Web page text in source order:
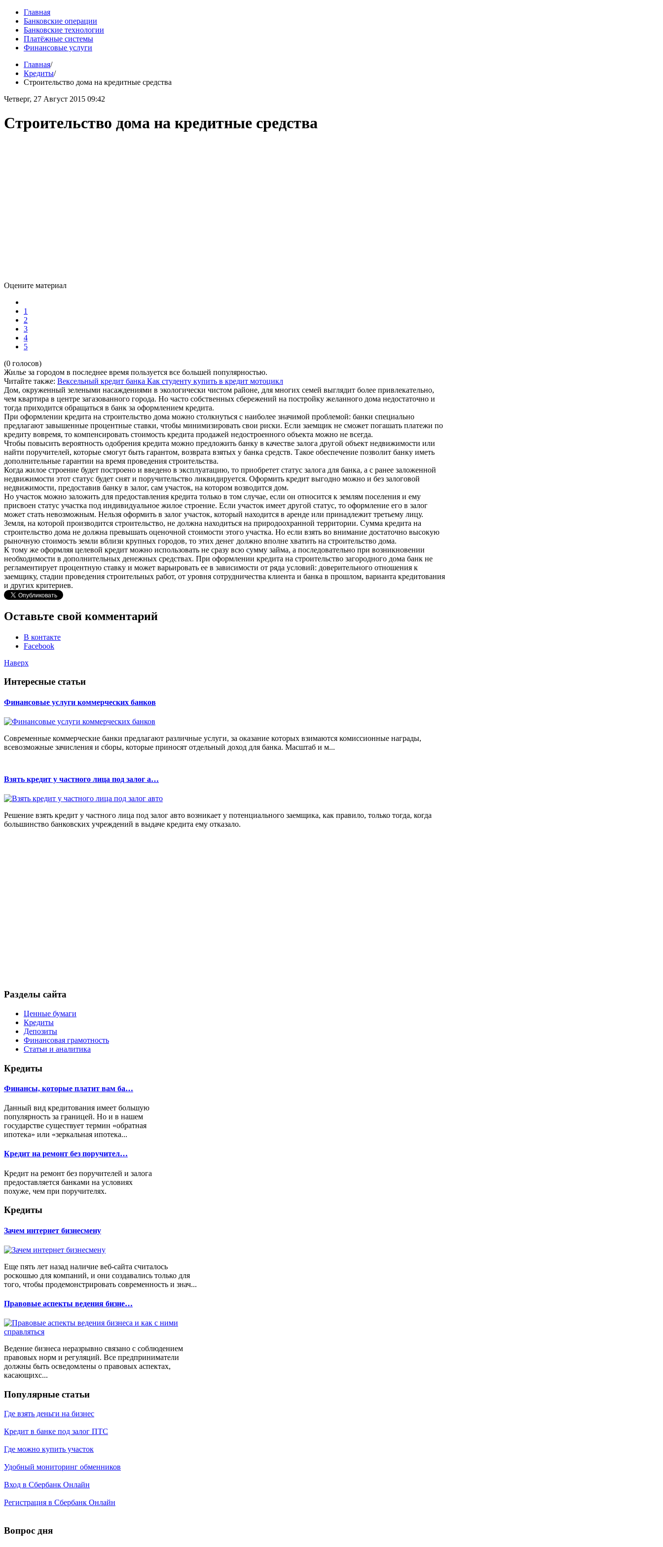
Главная
Банковские операции
Банковские технологии
Платёжные системы
Финансовые услуги
Главная/
Кредиты/
Строительство дома на кредитные средства
Четверг, 27 Август 2015 09:42
Строительство дома на кредитные средства
Оцените материал
1
2
3
4
5
(0 голосов)
Жилье за городом в последнее время пользуется все большей популярностью.
Читайте также: Вексельный кредит банка Как студенту купить в кредит мотоцикл
Дом, окруженный зелеными насаждениями в экологически чистом районе, для многих семей выглядит более привлекательно,
чем квартира в центре загазованного города. Но часто собственных сбережений на постройку желанного дома недостаточно и
тогда приходится обращаться в банк за оформлением кредита.
При оформлении кредита на строительство дома можно столкнуться с наиболее значимой проблемой: банки специально
предлагают завышенные процентные ставки, чтобы минимизировать свои риски. Если заемщик не сможет погашать платежи по
кредиту вовремя, то компенсировать стоимость кредита продажей недостроенного объекта можно не всегда.
Чтобы повысить вероятность одобрения кредита можно предложить банку в качестве залога другой объект недвижимости или
найти поручителей, которые смогут быть гарантом, возврата взятых у банка средств. Такое обеспечение позволит банку иметь
дополнительные гарантии на время проведения строительства.
Когда жилое строение будет построено и введено в эксплуатацию, то приобретет статус залога для банка, а с ранее заложенной
недвижимости этот статус будет снят и поручительство ликвидируется. Оформить кредит выгодно можно и без залоговой
недвижимости, предоставив банку в залог, сам участок, на котором возводится дом.
Но участок можно заложить для предоставления кредита только в том случае, если он относится к землям поселения и ему
присвоен статус участка под индивидуальное жилое строение. Если участок имеет другой статус, то оформление его в залог
может стать невозможным. Нельзя оформить в залог участок, который находится в аренде или принадлежит третьему лицу.
Земля, на которой производится строительство, не должна находиться на природоохранной территории. Сумма кредита на
строительство дома не должна превышать оценочной стоимости этого участка. Но если взять во внимание достаточно высокую
рыночную стоимость земли вблизи крупных городов, то этих денег должно вполне хватить на строительство дома.
К тому же оформляя целевой кредит можно использовать не сразу всю сумму займа, а последовательно при возникновении
необходимости в дополнительных денежных средствах. При оформлении кредита на строительство загородного дома банк не
регламентирует процентную ставку и может варьировать ее в зависимости от ряда условий: доверительного отношения к
заемщику, стадии проведения строительных работ, от уровня сотрудничества клиента и банка в прошлом, варианта кредитования
и других критериев.
Оставьте свой комментарий
В контакте
Facebook
Наверх
Интересные статьи
Финансовые услуги коммерческих банков
Современные коммерческие банки предлагают различные услуги, за оказание которых взимаются комиссионные награды,
всевозможные зачисления и сборы, которые приносят отдельный доход для банка. Масштаб и м...
Взять кредит у частного лица под залог а…
Решение взять кредит у частного лица под залог авто возникает у потенциального заемщика, как правило, только тогда, когда
большинство банковских учреждений в выдаче кредита ему отказало.
Разделы сайта
Ценные бумаги
Кредиты
Депозиты
Финансовая грамотность
Статьи и аналитика
Кредиты
Финансы, которые платит вам ба…
Данный вид кредитования имеет большую
популярность за границей. Но и в нашем
государстве существует термин «обратная
ипотека» или «зеркальная ипотека...
Кредит на ремонт без поручител…
Кредит на ремонт без поручителей и залога
предоставляется банками на условиях
похуже, чем при поручителях.
Кредиты
Зачем интернет бизнесмену
Еще пять лет назад наличие веб-сайта считалось
роскошью для компаний, и они создавались только для
того, чтобы продемонстрировать современность и знач...
Правовые аспекты ведения бизне…
Ведение бизнеса неразрывно связано с соблюдением
правовых норм и регуляций. Все предприниматели
должны быть осведомлены о правовых аспектах,
касающихс...
Популярные статьи
Где взять деньги на бизнес
Кредит в банке под залог ПТС
Где можно купить участок
Удобный мониторинг обменников
Вход в Сбербанк Онлайн
Регистрация в Сбербанк Онлайн
Вопрос дня